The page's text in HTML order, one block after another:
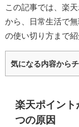
この記事では、楽
から、日常生活で
の使い切り方まで紹
気になる内容から
楽天ポイン
つの原因